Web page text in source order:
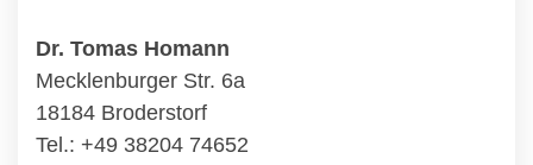
Dr. Tomas Homann
Mecklenburger Str. 6a
18184 Broderstorf
Tel.: +49 38204 74652